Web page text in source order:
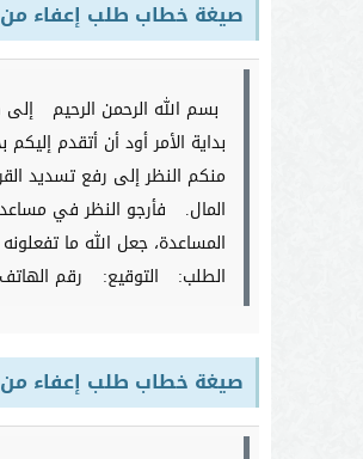
صيغة خطاب طلب إعفاء
بسم الله الرحمن الرحيم إلى
بداية الأمر أود أن أتقدم
منكم النظر إلى رفع تسديد
المال.
فأرجو النظر في
المساعدة، جعل الله ما
الطلب:
التوقيع: رقم
صيغة خطاب طلب إعفاء